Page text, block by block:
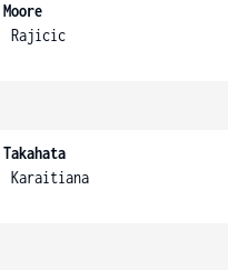
Moore
Rajicic
Takahata
Karaitiana